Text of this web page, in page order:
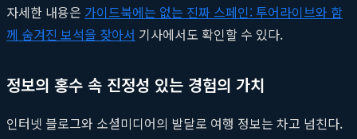
자세한 내용은 가이드북에는 없는 진짜 스페인: 투어라이브와 함
께 숨겨진 보석을 찾아서 기사에서도 확인할 수 있다.
정보의 홍수 속 진정성 있는 경험의 가치
인터넷 블로그와 소셜미디어의 발달로 여행 정보는 차고 넘친다.